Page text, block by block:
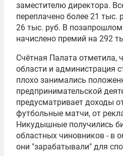
заместителю директора.
переплачено более 21 тыс.
26 тыс. руб. В
начислено премий на 292
Счётная Палата отметила,
области и администрация
плохо занимались
предпринимательской
предусматривает доходы
футбольные матчи, от
Никудышные получились
областных чиновников - в
они "зарабатывали" для